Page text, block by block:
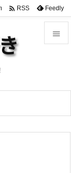

サイド
 RSS Feedly